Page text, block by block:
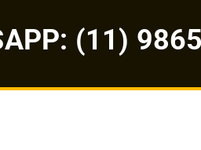
(11)